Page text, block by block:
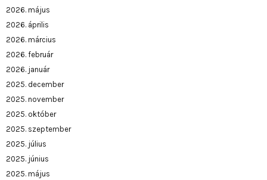
2026. május
2026. április
2026. március
2026. február
2026. január
2025. december
2025. november
2025. október
2025. szeptember
2025. július
2025. június
2025. május